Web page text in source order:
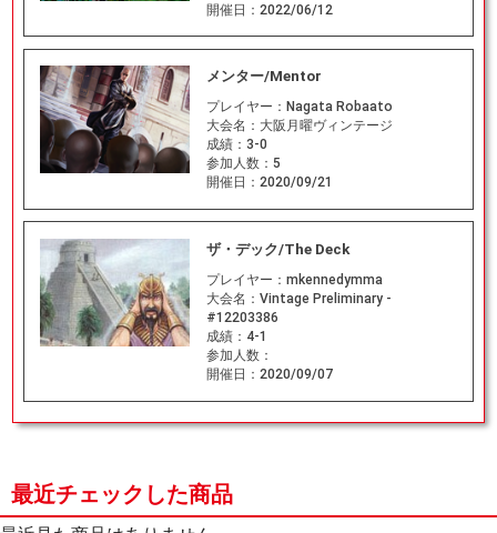
開催日： 2022/06/12
メンター/Mentor
プレイヤー： Nagata Robaato
大会名： 大阪月曜ヴィンテージ
成績： 3-0
参加人数： 5
開催日： 2020/09/21
ザ・デック/The Deck
プレイヤー： mkennedymma
大会名： Vintage Preliminary -
#12203386
成績： 4-1
参加人数：
開催日： 2020/09/07
最近チェックした商品